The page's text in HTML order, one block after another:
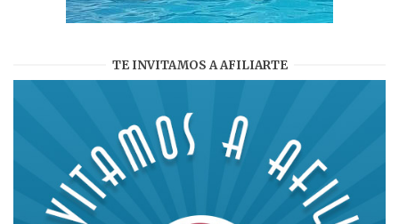
TE INVITAMOS A AFILIARTE